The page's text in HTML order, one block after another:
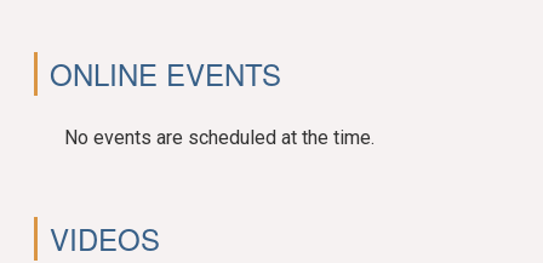
ONLINE EVENTS
No events are scheduled at the time.
VIDEOS